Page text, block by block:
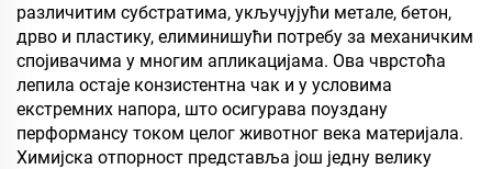
различитим субстратима, укључујући метале, бетон,
дрво и пластику, елиминишући потребу за механичким
спојивачима у многим апликацијама. Ова чврстоћа
лепила остаје конзистентна чак и у условима
екстремних напора, што осигурава поуздану
перформансу током целог животног века материјала.
Химијска отпорност представља још једну велику